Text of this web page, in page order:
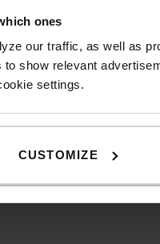
ones
our traffic, as well as
show relevant
settings.
CUSTOMIZE
Eigenschaften
und reduziert die
Kabelklemme am